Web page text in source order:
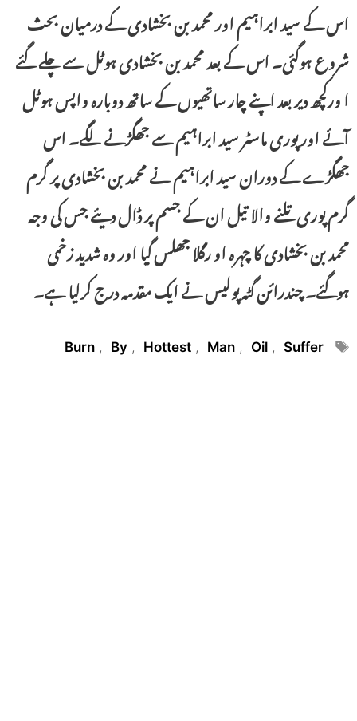
اس کے سید ابراہیم اور محمد بن بخشادی کے درمیان بحث
شروع ہوگئی۔ اس کے بعد محمد بن بخشادی ہوٹل سے چلے گئے
ا ورکچھ دیر بعد اپنے چار ساتھیوں کے ساتھ دوبارہ واپس ہوٹل
آئے اور پوری ماسٹر سید ابراہیم سے جھگڑنے لگے۔ اس
جھگڑے کے دوران سید ابراہیم نے محمد بن بخشادی پر گرم
گرم پوری تلنے والا تیل ان کے جسم پر ڈال دیئے جس کی وجہ
محمد بن بخشادی کا چہرہ او رگلا جھلس گیا اور وہ شدید زخمی
ہوگئے۔ چندرائن گٹہ پولیس نے ایک مقدمہ درج کرلیا ہے۔
Tags
Burn , By , Hottest , Man , Oil , Suffer